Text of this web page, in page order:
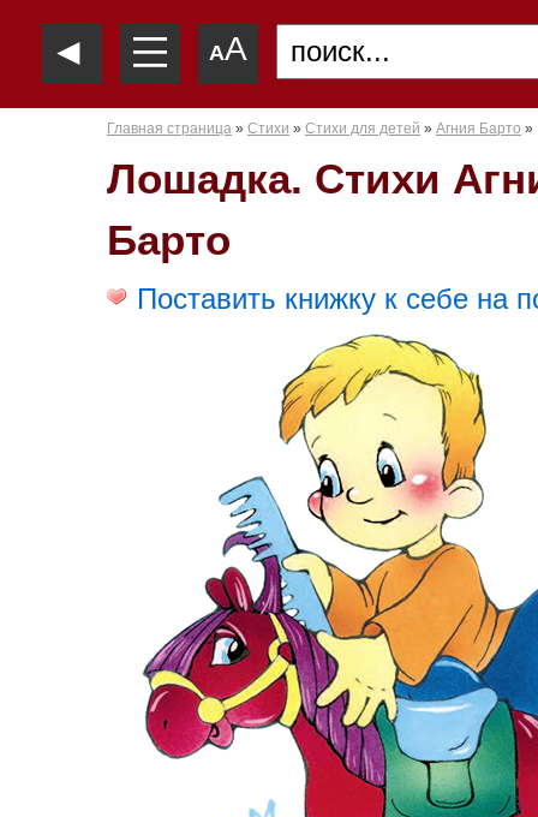
◄ —
—
— AA
Главная страница » Стихи » Стихи для детей » Агния Барто »
Лошадка. Стихи
Барто
Поставить книжку к себе на